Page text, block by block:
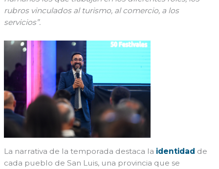
rubros vinculados al turismo, al comercio, a los
servicios”.
La narrativa de la temporada destaca la identidad de
cada pueblo de San Luis, una provincia que se